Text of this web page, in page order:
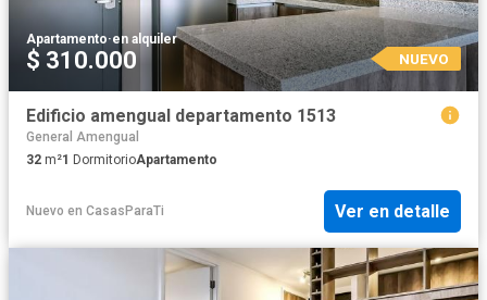
Apartamento·en alquiler
$ 310.000 NUEVO
Edificio amengual departamento 1513
General Amengual
32 m²1 DormitorioApartamento
Nuevo en CasasParaTi Ver en detalle